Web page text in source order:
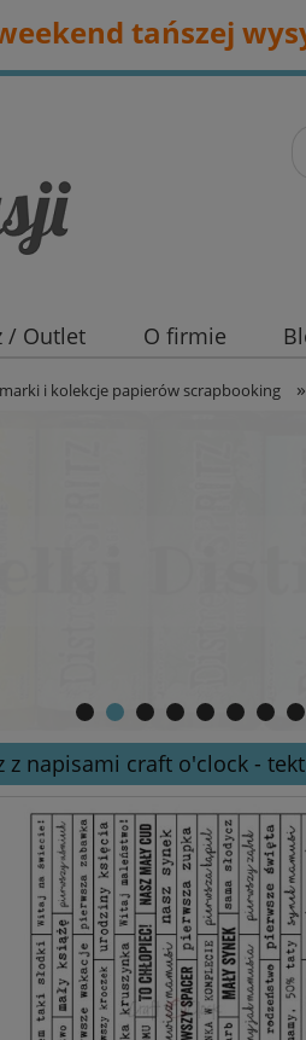
tańszej
/ Outlet O firmie
marki i kolekcje papierów scrapbooking »
z napisami craft o'clock -